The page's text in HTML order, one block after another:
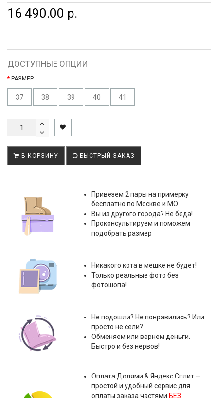
16 490.00 р.
ДОСТУПНЫЕ ОПЦИИ
РАЗМЕР
37 38 39 40 41
В КОРЗИНУ БЫСТРЫЙ ЗАКАЗ
Привезем 2 пары на примерку
бесплатно по Москве и МО.
Вы из другого города? Не беда!
Проконсультируем и поможем
подобрать размер
Никакого кота в мешке не будет!
Только реальные фото без
фотошопа!
Не подошли? Не понравились? Или
просто не сели?
Обменяем или вернем деньги.
Быстро и без нервов!
ОплатаДолями & Яндекс Сплит —
простой и удобный сервис для
оплаты заказа частями БЕЗ